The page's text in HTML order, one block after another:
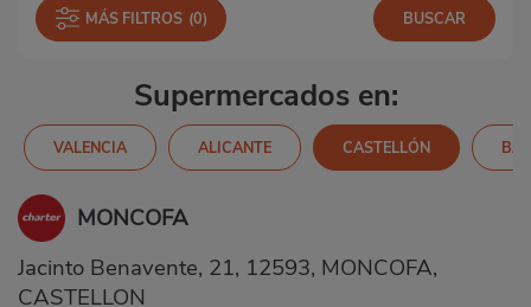
MÁS FILTROS (0)
Supermercados en:
VALENCIA ALICANTE CASTELLÓN
MONCOFA
Jacinto Benavente, 21, 12593, MONCOFA,
CASTELLON